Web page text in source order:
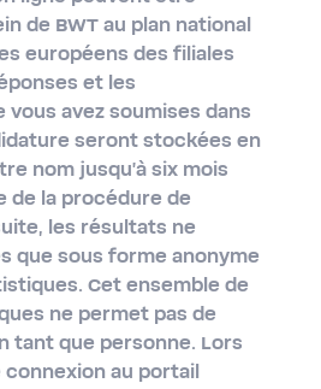
de BWT au plan national
européens des filiales
et les
avez soumises dans
seront stockées en
nom jusqu'à six mois
de la procédure de
les résultats ne
que sous forme anonyme
Cet ensemble de
ne permet pas de
tant que personne. Lors
au portail